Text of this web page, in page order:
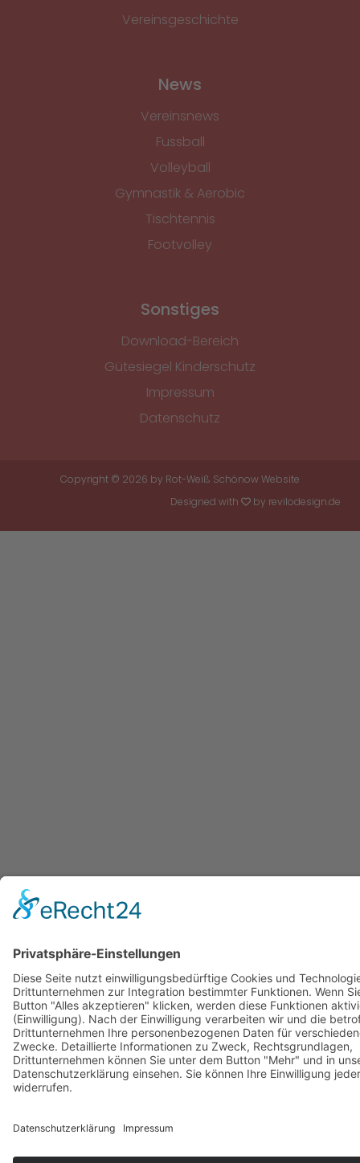
Vereinsgeschichte
News
Vereinsnews
Fussball
Volleyball
Gymnastik & Aerobic
Tischtennis
Footvolley
Sonstiges
Download-Bereich
Gütesiegel Kinderschutz
Impressum
Datenschutz
Copyright © 2026 by Rot-Weiß Schönow Website
Designed with
by revilodesign.de